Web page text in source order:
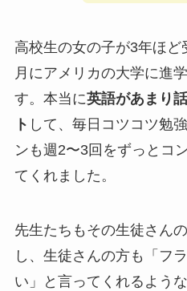
高校生の女の子が3年ほ
月にアメリカの大学に進
す。本当に英語があまり
ト して、毎日コツコツ勉
ンも週2〜3回をずっとコ
てくれました。
先生たちもその生徒さん
し、生徒さんの方も「フ
い」と言ってくれるよう